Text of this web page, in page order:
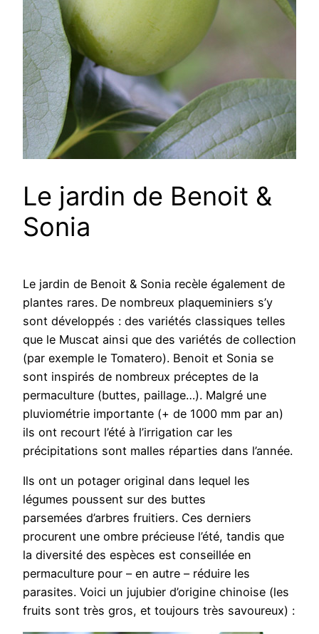
Le jardin de Benoit &
Sonia
Le jardin de Benoit & Sonia recèle également de
plantes rares. De nombreux plaqueminiers s’y
sont développés : des variétés classiques telles
que le Muscat ainsi que des variétés de collection
(par exemple le Tomatero). Benoit et Sonia se
sont inspirés de nombreux préceptes de la
permaculture (buttes, paillage…). Malgré une
pluviométrie importante (+ de 1000 mm par an)
ils ont recourt l’été à l’irrigation car les
précipitations sont malles réparties dans l’année.
Ils ont un potager original dans lequel les
légumes poussent sur des buttes
parsemées d’arbres fruitiers. Ces derniers
procurent une ombre précieuse l’été, tandis que
la diversité des espèces est conseillée en
permaculture pour – en autre – réduire les
parasites. Voici un jujubier d’origine chinoise (les
fruits sont très gros, et toujours très savoureux) :